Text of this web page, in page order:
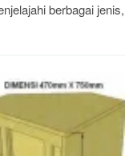
berbagai jenis,